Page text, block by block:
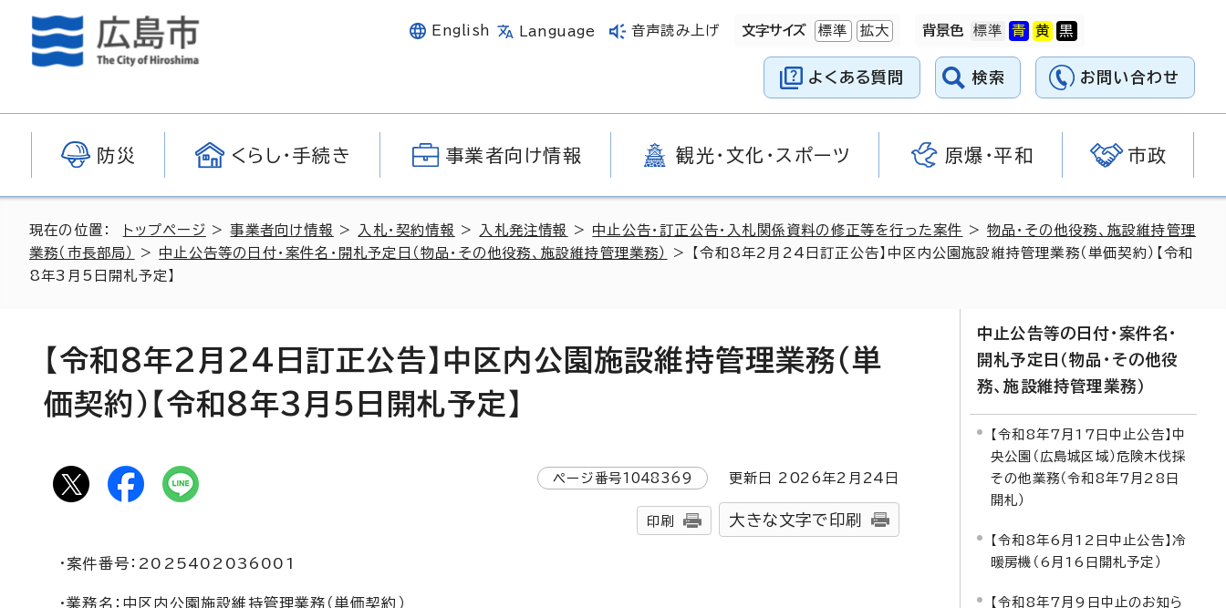
English Language 音声読み上げ 文字サイズ 標準 拡大 背景色
よくある質問 検索 お問い合わせ
防災 くらし・手続き 事業者向け情報 観光・文化・スポーツ 原爆・平和 市政
現在の位置： トップページ >事業者向け情報 > 入札・契約情報 > 入札発注情報 > 中止公告・訂正公告・入札関係資料の修正等を行った案件 >物品・その他役務、施設維持管理
業務（市長部局）
> 中止公告等の日付・案件名・開札予定日（物品・その他役務、施設維持管理業務）
> 【令和8年2月24日訂正公告】中区内公園施設維持管理業務（単価契約）【令和
8年3月5日開札予定】
【令和8年2月24日訂正公告】中区内公園施設維持管理業務（単
価契約）【令和8年3月5日開札予定】
ページ番号1048369 更新日 2026年2月 24 日
印刷 大きな文字で印刷
・案件番号：2025402036001
・業務名：中区内公園施設維持管理業務（単価契約）
中止公告等の日付・案件名・
開札予定日（物品・その他役
務、施設維持管理業務）
【令和8年7月17日中止公告】中
央公園（広島城区域）危険木伐採
その他業務（令和8年7月28日
開札）
【令和8年6月12日中止公告】冷
暖房機（6月16日開札予定）
【令和8年7月9日中止のお知ら